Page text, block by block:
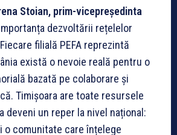
Stoian, prim-vicepreședinta
dezvoltării rețelelor
filială PEFA reprezintă
există o nevoie reală pentru o
bazată pe colaborare și
Timișoara are toate resursele
deveni un reper la nivel național:
o comunitate care înțelege